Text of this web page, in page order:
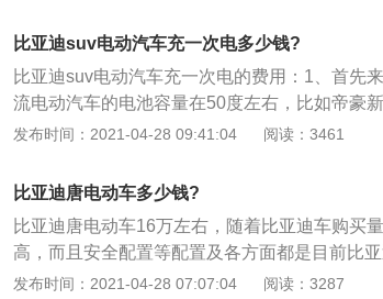
入\/输出接口的单元。其主要部分是微机，而核
转化为数字形式，根据存储的参考数据进行对
再经功率放大去控制若干个调节伺服元件，例
用行车电脑是一款高端技术的电子产品，采用
将从发动机的运行状况随时监控汽车是否尾气
灯亮，同时动力总成控制模块（PCM）将故障
可以将故障码从PCM中读出。根据故障码的提
障的性质和部位。
比亚迪suv电动汽车充一次电多少钱?
比亚迪suv电动汽车充一次电的费用：1、首先
流电动汽车的电池容量在50度左右，比如帝豪
47.1至47.6度；2、其次是电费的价格。民用电
方交流充电桩一般电价+服务费在一度电1.2至
按照电池容量50度来算，根据第一电动网的充
93%，实际充电需要的电量分别是交流电57度
为三种，第一种在家充电，这应该是大多数人
电峰谷电价和国家电网直流电的充电价格，交
发布时间：2021-04-28 09:41:04 阅读：3461
比亚迪唐电动车多少钱?
比亚迪唐电动车16万左右，随着比亚迪车购买
高，而且安全配置等配置及各方面都是目前比
一点不夸张；2、数据来看，4.5秒破百的加速
发布时间：2021-04-28 07:07:04 阅读：3287